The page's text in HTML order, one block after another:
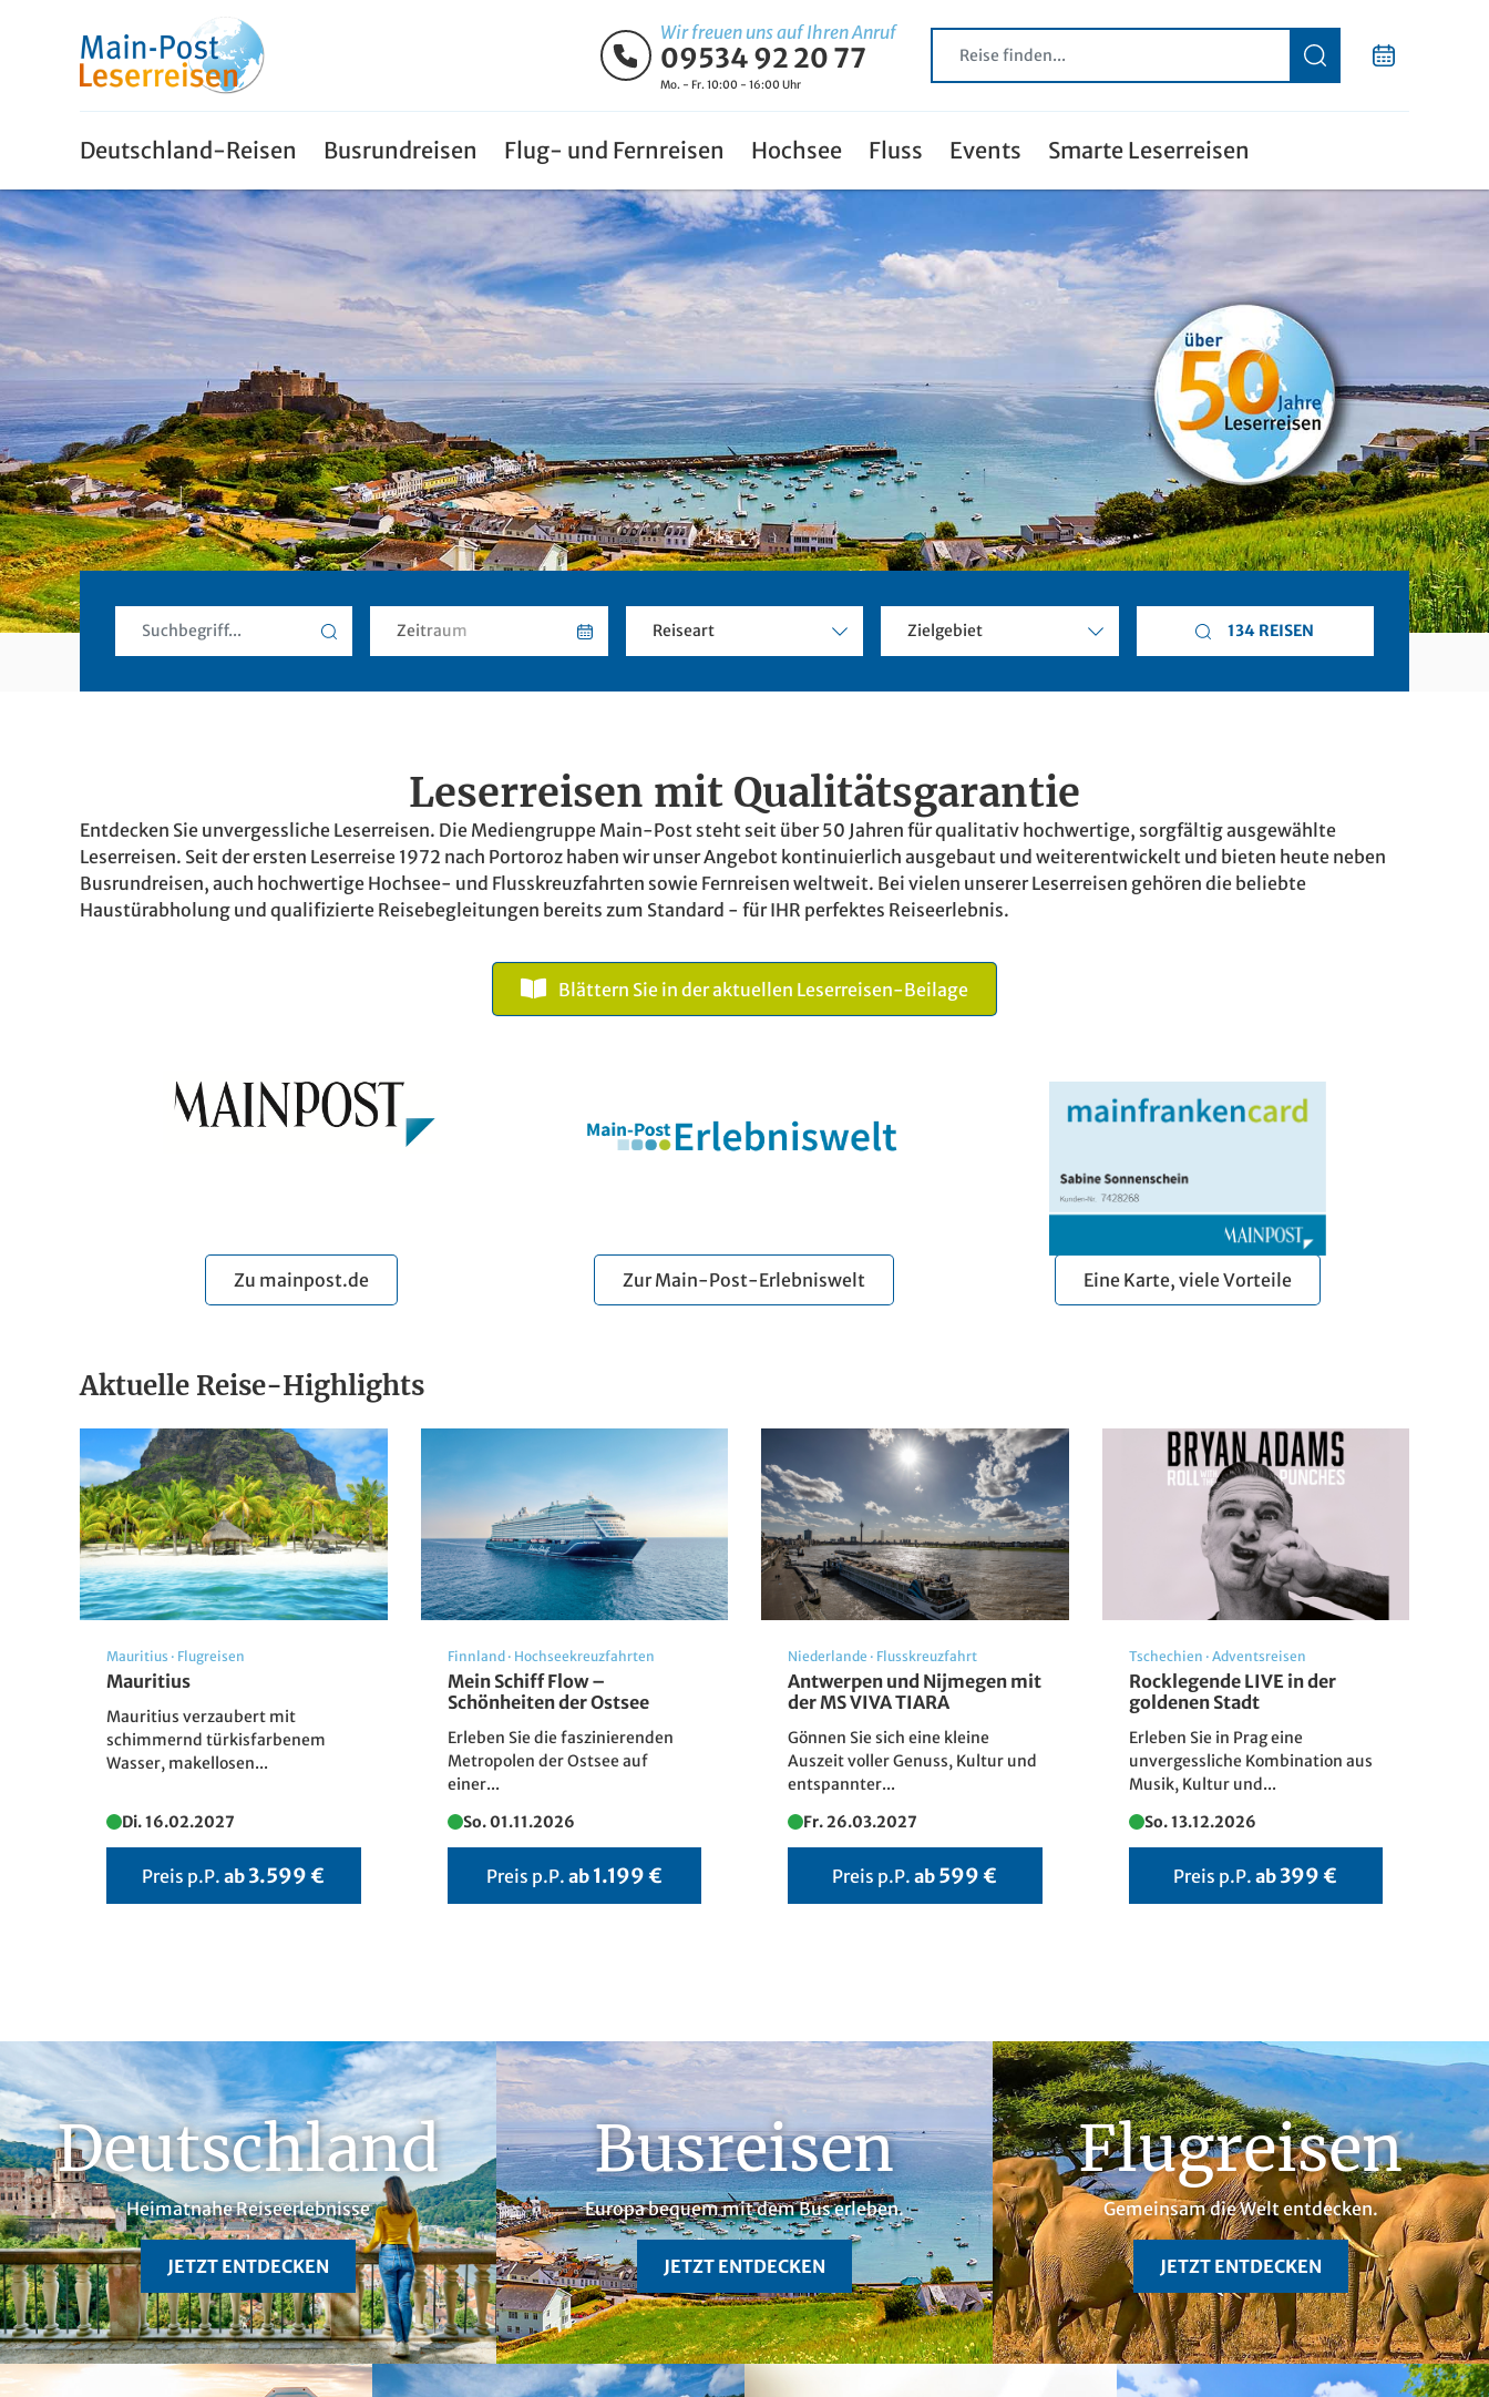
Wir freuen uns auf Ihren Anruf
09534 92 20 77
Mo. - Fr. 10:00 - 16:00 Uhr
Deutschland-Reisen Busrundreisen Flug- und Fernreisen Hochsee Fluss Events Smarte Leserreisen
Reiseart Zielgebiet 134 REISEN
Leserreisen mit Qualitätsgarantie
Entdecken Sie unvergessliche Leserreisen. Die Mediengruppe Main-Post steht seit über 50 Jahren für qualitativ hochwertige, sorgfältig ausgewählte
Leserreisen. Seit der ersten Leserreise 1972 nach Portoroz haben wir unser Angebot kontinuierlich ausgebaut und weiterentwickelt und bieten heute neben
Busrundreisen, auch hochwertige Hochsee- und Flusskreuzfahrten sowie Fernreisen weltweit. Bei vielen unserer Leserreisen gehören die beliebte
Haustürabholung und qualifizierte Reisebegleitungen bereits zum Standard - für IHR perfektes Reiseerlebnis.
Blättern Sie in der aktuellen Leserreisen-Beilage
Zu mainpost.de Zur Main-Post-Erlebniswelt Eine Karte, viele Vorteile
Aktuelle Reise-Highlights
Mauritius · Flugreisen
Mauritius
Mauritius verzaubert mit
schimmernd türkisfarbenem
Wasser, makellosen...
Di. 16.02.2027
Preis p.P. ab 3.599 €
Finnland· Hochseekreuzfahrten
Mein Schiff Flow –
Schönheiten der Ostsee
Erleben Sie die faszinierenden
Metropolen der Ostsee auf
einer...
So. 01.11.2026
Preis p.P. ab 1.199 €
Niederlande · Flusskreuzfahrt
Antwerpen und Nijmegen mit
der MS VIVA TIARA
Gönnen Sie sich eine kleine
Auszeit voller Genuss, Kultur und
entspannter...
Fr. 26.03.2027
Preis p.P. ab 599 €
Tschechien · Adventsreisen
Rocklegende LIVE in der
goldenen Stadt
Erleben Sie in Prag eine
unvergessliche Kombination aus
Musik, Kultur und...
So. 13.12.2026
Preis p.P. ab 399 €
Deutschland
Heimatnahe Reiseerlebnisse
JETZT ENTDECKEN
Busreisen
Europa bequem mit dem Bus erleben.
JETZT ENTDECKEN
Flugreisen
Gemeinsam die Welt entdecken.
JETZT ENTDECKEN